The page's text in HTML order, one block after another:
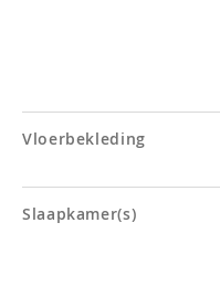
Vloerbekleding
Slaapkamer(s)